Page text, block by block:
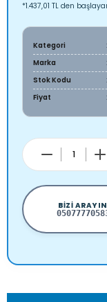
*1.437,01 TL den
Kategori
Marka
Stok Kodu
Fiyat
BIZI ARAYIN